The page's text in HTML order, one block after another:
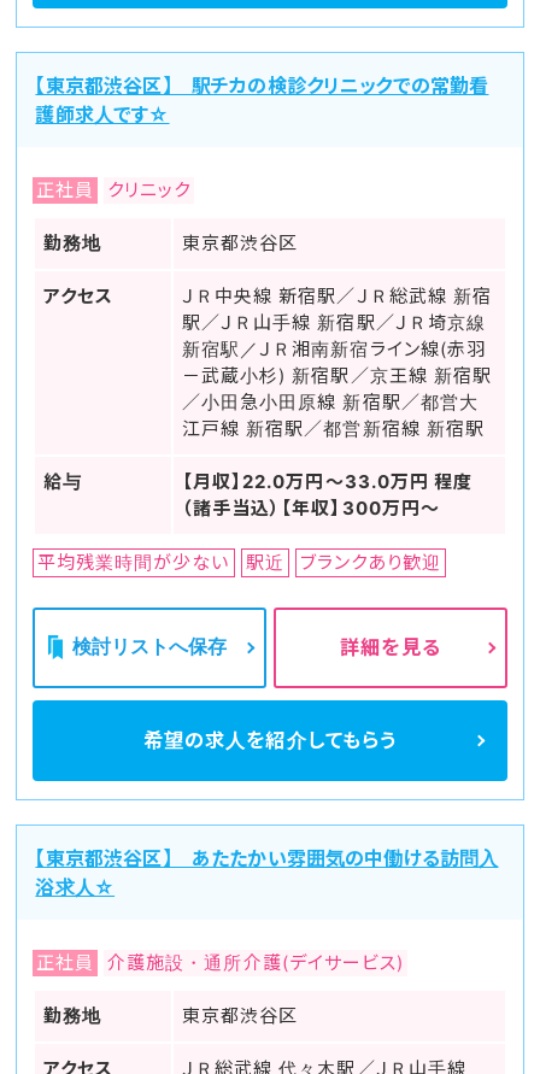
【東京都渋谷区】 駅チカの検診クリニックでの常勤看
護師求人です☆
正社員 クリニック
勤務地 東京都渋谷区
アクセス
ＪＲ中央線 新宿駅／ＪＲ総武線 新宿
駅／ＪＲ山手線 新宿駅／ＪＲ埼京線
新宿駅／ＪＲ湘南新宿ライン線(赤羽
－武蔵小杉) 新宿駅／京王線 新宿駅
／小田急小田原線 新宿駅／都営大
江戸線 新宿駅／都営新宿線 新宿駅
給与
【月収】22.0万円～33.0万円 程度
（諸手当込）【年収】300万円～
平均残業時間が少ない 駅近 ブランクあり歓迎
検討リストへ保存 詳細を見る
希望の求人を紹介してもらう
【東京都渋谷区】 あたたかい雰囲気の中働ける訪問入
浴求人☆
正社員 介護施設・通所介護(デイサービス)
勤務地 東京都渋谷区
アクセス ＪＲ総武線 代々木駅／ＪＲ山手線